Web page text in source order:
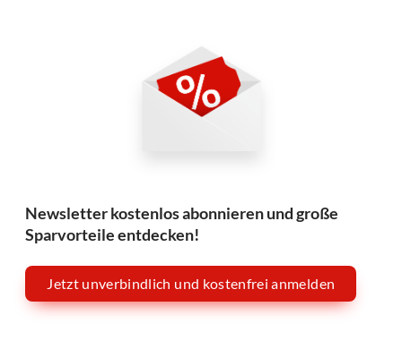
Newsletter kostenlos abonnieren und große
Sparvorteile entdecken!
Jetzt unverbindlich und kostenfrei anmelden